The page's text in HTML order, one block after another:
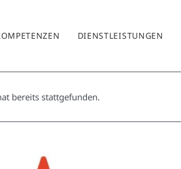
DIENSTLEISTUNGEN
bereits stattgefunden.